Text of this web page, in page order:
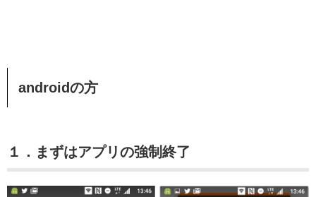
androidの方
１．まずはアプリの強制終了